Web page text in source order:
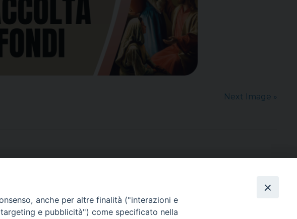
Next Image »
anche per altre finalità ("interazioni e
e pubblicità") come specificato nella